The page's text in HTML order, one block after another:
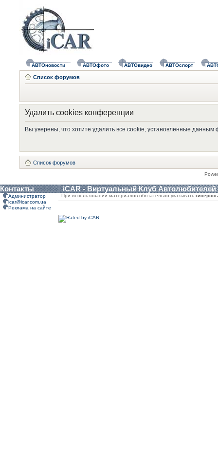
АВТОновости АВТОфото АВТОвидео АВТОспорт
Список форумов
Удалить cookies конференции
Вы уверены, что хотите удалить все cookie, установленные
Список форумов
Контакты iCAR - Виртуальный Клуб Автолюбителей
Администратор
icar@icar.com.ua
Реклама на сайте
При использовании материалов обязательно указывать